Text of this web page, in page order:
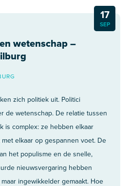
wetenschap –
17
SEP
zich politiek uit. Politici
de wetenschap. De relatie tussen
is complex: ze hebben elkaar
met elkaar op gespannen voet. De
het populisme en de snelle,
nieuwsvergaring hebben
ingewikkelder gemaakt. Hoe